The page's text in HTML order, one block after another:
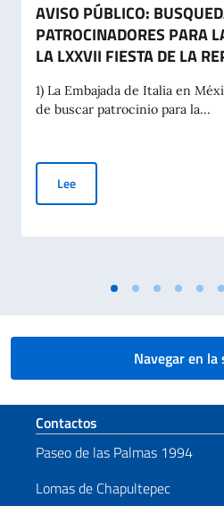
AVISO PÚBLICO:
PATROCINADORES PARA
LA LXXVII FIESTA DE LA
1) La Embajada de Italia en
de buscar patrocinio para la...
LeeAVISO PÚBLICO:
Navegar en la
Sezione footer
Contactos
Paseo de las Palmas 1994
Lomas de Chapultepec